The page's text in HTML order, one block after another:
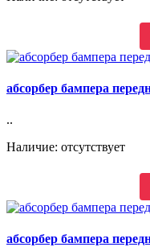
абсорбер бампера
..
Наличие: отсутствует
абсорбер бампера